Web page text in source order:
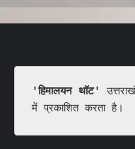
'हिमालयन थॉट'
में प्रकाशित करता है।